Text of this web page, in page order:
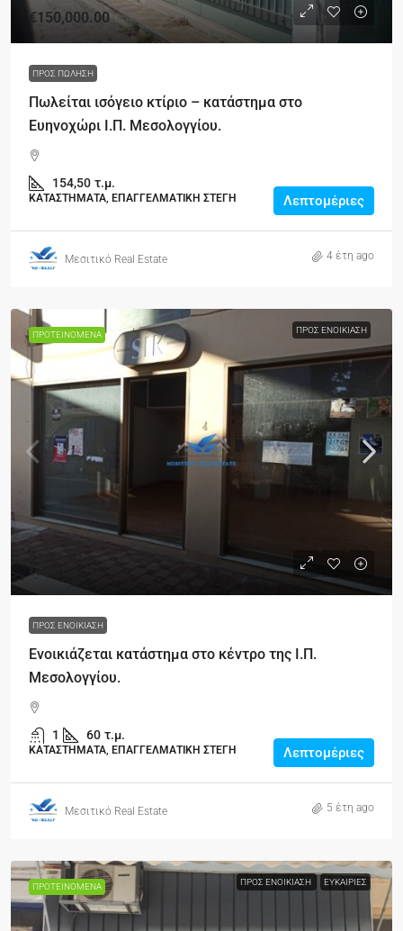
€150,000.00
ΠΡΟΣ ΠΏΛΗΣΗ
Πωλείται ισόγειο κτίριο – κατάστημα στο
Ευηνοχώρι Ι.Π. Μεσολογγίου.
154,50 τ.μ.
ΚΑΤΑΣΤΗΜΑΤΑ, ΕΠΑΓΓΕΛΜΑΤΙΚΗ ΣΤΕΓΗ Λεπτομέριες
Μεσιτικό Real Estate 4 έτη ago
ΠΡΟΤΕΙΝΌΜΕΝΑ ΠΡΟΣ ΕΝΟΙΚΊΑΣΗ
€6.00
ΠΡΟΣ ΕΝΟΙΚΊΑΣΗ
Ενοικιάζεται κατάστημα στο κέντρο της Ι.Π.
Μεσολογγίου.
1 60 τ.μ.
ΚΑΤΑΣΤΗΜΑΤΑ, ΕΠΑΓΓΕΛΜΑΤΙΚΗ ΣΤΕΓΗ Λεπτομέριες
Μεσιτικό Real Estate 5 έτη ago
ΠΡΟΤΕΙΝΌΜΕΝΑ ΠΡΟΣ ΕΝΟΙΚΊΑΣΗ ΕΥΚΑΙΡΊΕΣ